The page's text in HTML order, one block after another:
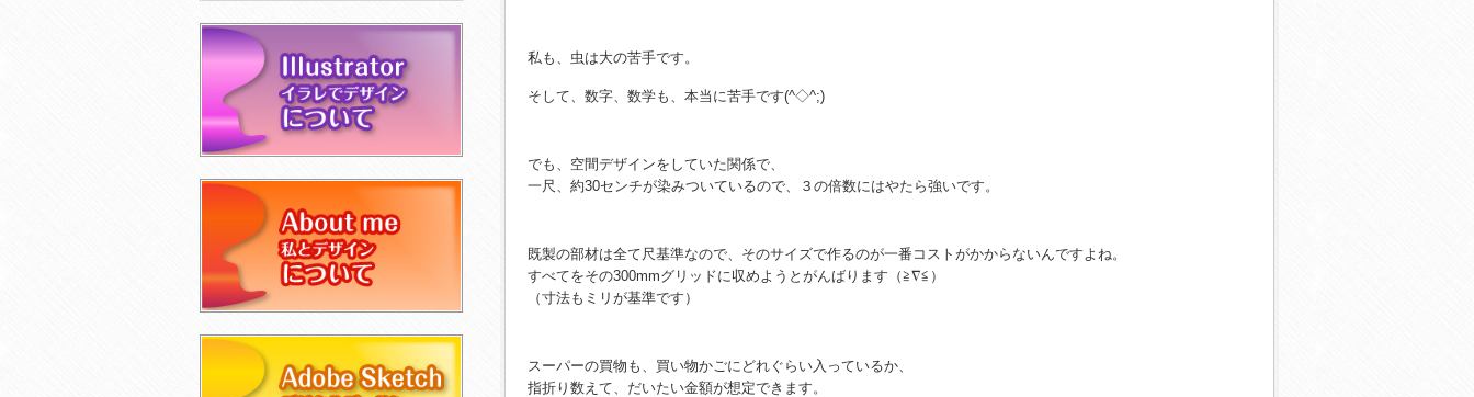
私も、虫は大の苦手です。
そして、数字、数学も、本当に苦手です(^◇^;)
でも、空間デザインをしていた関係で、
一尺、約30センチが染みついているので、３の倍数にはやたら強いです。
既製の部材は全て尺基準なので、そのサイズで作るのが一番コストがかからないんですよね。
すべてをその300mmグリッドに収めようとがんばります（≧∇≦）
（寸法もミリが基準です）
スーパーの買物も、買い物かごにどれぐらい入っているか、
指折り数えて、だいたい金額が想定できます。